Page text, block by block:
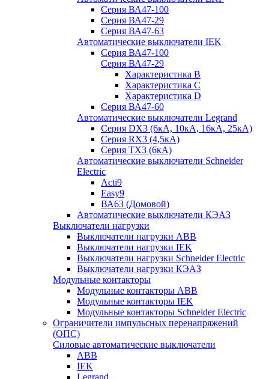
Серия ВА47-100
Серия ВА47-29
Серия ВА47-63
Автоматические выключатели IEK
Серия ВА47-100
Серия ВА47-29
Характеристика B
Характеристика C
Характеристика D
Серия ВА47-60
Автоматические выключатели Legrand
Серия DX3 (6кА, 10кА, 16кА, 25кА)
Серия RX3 (4,5кА)
Серия TX3 (6кА)
Автоматические выключатели Schneider
Electric
Acti9
Easy9
ВА63 (Домовой)
Автоматические выключатели КЭАЗ
Выключатели нагрузки
Выключатели нагрузки ABB
Выключатели нагрузки IEK
Выключатели нагрузки Schneider Electric
Выключатели нагрузки КЭАЗ
Модульные контакторы
Модульные контакторы ABB
Модульные контакторы IEK
Модульные контакторы Schneider Electric
Ограничители импульсных перенапряжений
(ОПС)
Силовые автоматические выключатели
ABB
IEK
Legrand